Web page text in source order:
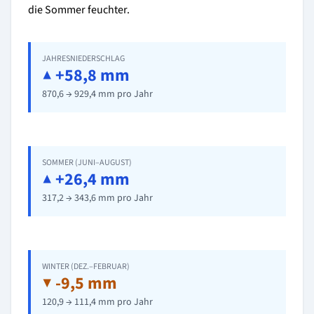
die Sommer feuchter.
JAHRESNIEDERSCHLAG
▲ +58,8 mm
870,6 → 929,4 mm pro Jahr
SOMMER (JUNI–AUGUST)
▲ +26,4 mm
317,2 → 343,6 mm pro Jahr
WINTER (DEZ.–FEBRUAR)
▼ -9,5 mm
120,9 → 111,4 mm pro Jahr